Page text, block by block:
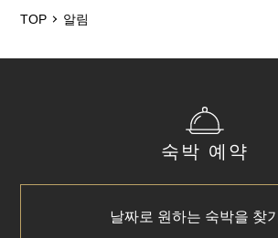
TOP 알림
숙박 예약
날짜로 원하는 숙박을 찾기